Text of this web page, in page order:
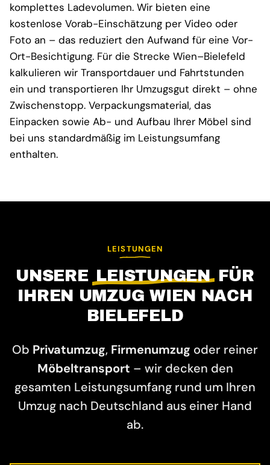
komplettes Ladevolumen. Wir bieten eine
kostenlose Vorab-Einschätzung per Video oder
Foto an – das reduziert den Aufwand für eine Vor-
Ort-Besichtigung. Für die Strecke Wien–Bielefeld
kalkulieren wir Transportdauer und Fahrtstunden
ein und transportieren Ihr Umzugsgut direkt – ohne
Zwischenstopp. Verpackungsmaterial, das
Einpacken sowie Ab- und Aufbau Ihrer Möbel sind
bei uns standardmäßig im Leistungsumfang
enthalten.
LEISTUNGEN
UNSERE LEISTUNGENFÜR
IHREN UMZUG WIEN NACH
BIELEFELD
Ob Privatumzug, Firmenumzug oder reiner
Möbeltransport – wir decken den
gesamten Leistungsumfang rund um Ihren
Umzug nach Deutschland aus einer Hand
ab.